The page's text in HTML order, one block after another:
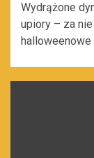
Wydrążone
upiory – za
halloweenowe